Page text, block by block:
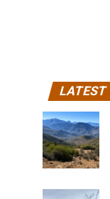
LATEST